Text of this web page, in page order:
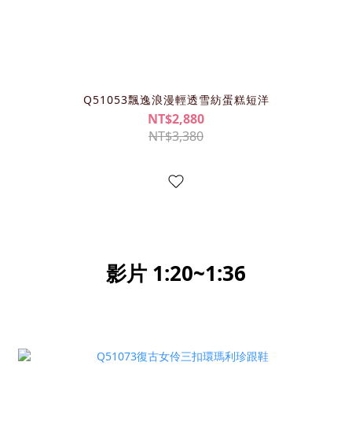
Q51053飄逸浪漫輕透雪紡蛋糕短洋
NT$2,880
NT$3,380
影片 1:20~1:36